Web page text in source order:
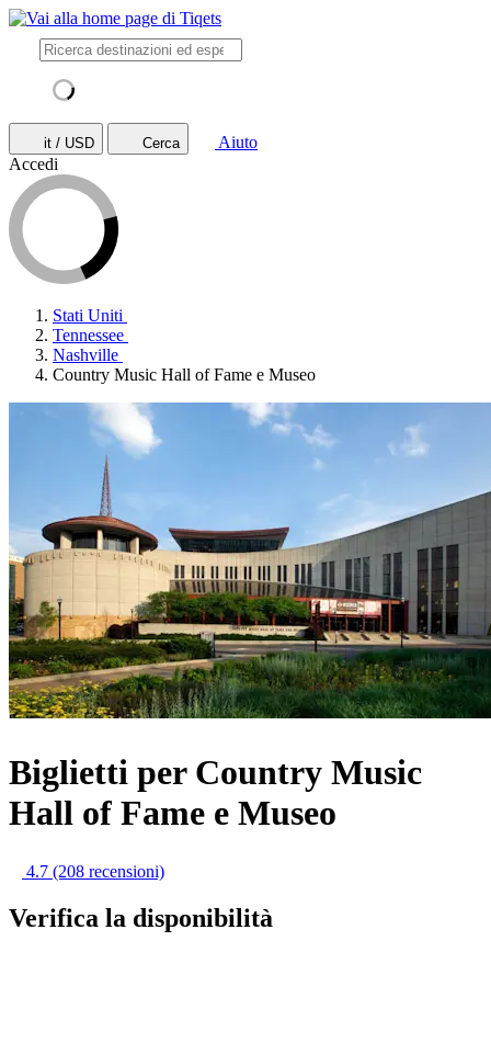
it / USD Cerca
Aiuto
Accedi
Stati Uniti
Tennessee
Nashville
Country Music Hall of Fame e Museo
Biglietti per Country Music
Hall of Fame e Museo
4.7 (208 recensioni)
Verifica la disponibilità